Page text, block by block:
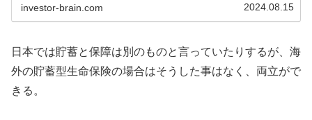
investor-brain.com 2024.08.15
日本では貯蓄と保障は別のものと言っていたりするが、海
外の貯蓄型生命保険の場合はそうした事はなく、両立がで
きる。